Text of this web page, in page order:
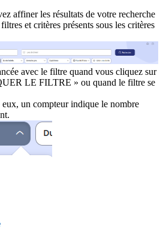
affiner les résultats de votre recherche
et critères présents sous les critères
avec le filtre quand vous cliquez sur
LE FILTRE » ou quand le filtre se
eux, un compteur indique le nombre